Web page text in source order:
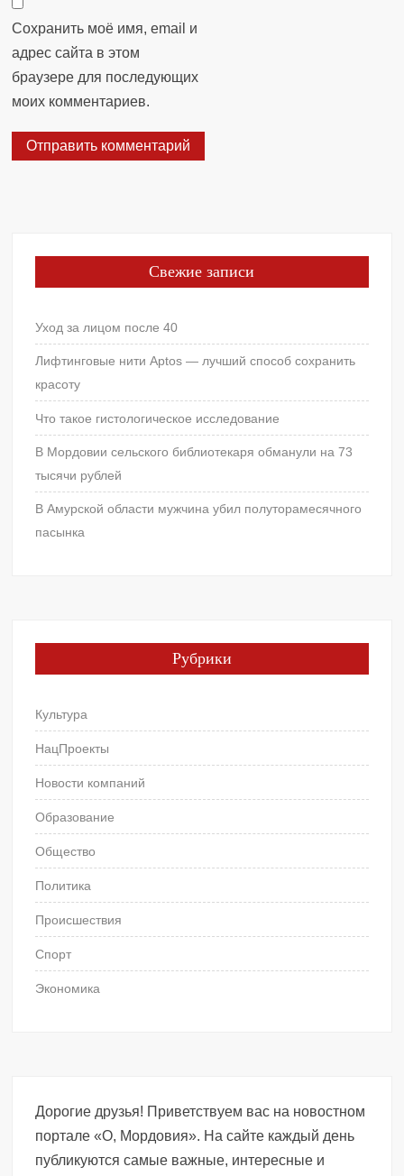
Сохранить моё имя, email и
адрес сайта в этом
браузере для последующих
моих комментариев.
Свежие записи
Уход за лицом после 40
Лифтинговые нити Aptos — лучший способ сохранить
красоту
Что такое гистологическое исследование
В Мордовии сельского библиотекаря обманули на 73
тысячи рублей
В Амурской области мужчина убил полуторамесячного
пасынка
Рубрики
Культура
НацПроекты
Новости компаний
Образование
Общество
Политика
Происшествия
Спорт
Экономика
Дорогие друзья! Приветствуем вас на новостном
портале «О, Мордовия». На сайте каждый день
публикуются самые важные, интересные и